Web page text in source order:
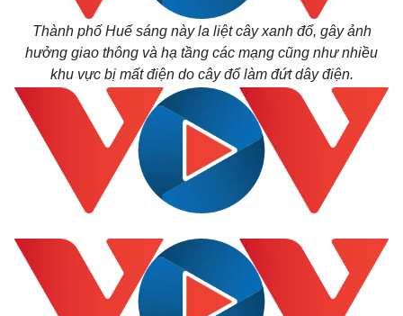
Thành phố Huế sáng này la liệt cây xanh đổ, gây ảnh
hưởng giao thông và hạ tầng các mạng cũng như nhiều
khu vực bị mất điện do cây đổ làm đứt dây điện.